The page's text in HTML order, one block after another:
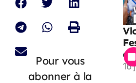
Pour vous
abonner à la
16